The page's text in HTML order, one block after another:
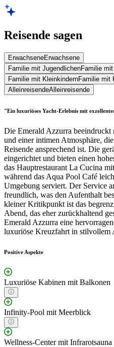
Reisende sagen
ErwachseneErwachsene
Familie mit JugendlichenFamilie
Familie mit KleinkindernFamilie mit
AlleinreisendeAlleinreisende
"Ein luxuriöses Yacht-Erlebnis mit
Die Emerald Azzurra beeindruckt
und einer intimen Atmosphäre,
Reisende ansprechend ist. Die
eingerichtet und bieten einen
das Hauptrestaurant La Cucina
während das Aqua Pool Café
Umgebung serviert. Der Service
freundlich, was den Aufenthalt
kleiner Kritikpunkt ist das
Abend, das eher zurückhaltend
Emerald Azzurra eine
luxuriöse Kreuzfahrt in stilvollem
Positive Aspekte
Luxuriöse Kabinen mit Balkonen
Infinity-Pool mit Meerblick
Wellness-Center mit Infrarotsauna